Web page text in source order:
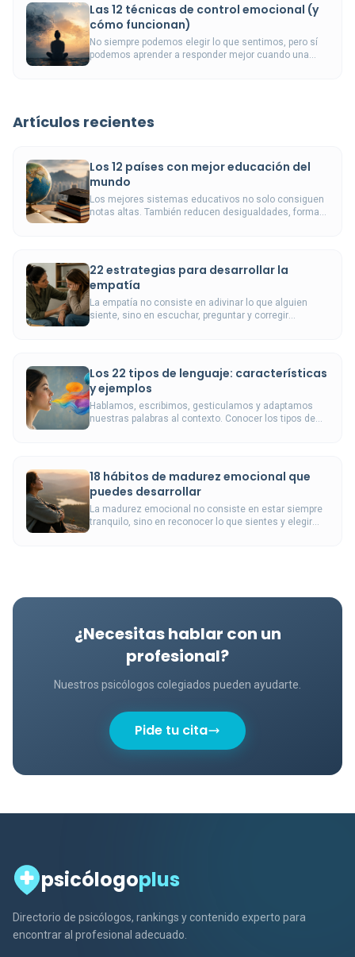
Las 12 técnicas de control emocional (y
cómo funcionan)
No siempre podemos elegir lo que sentimos, pero sí
podemos aprender a responder mejor cuando una
Artículos recientes
Los 12 países con mejor educación del
mundo
Los mejores sistemas educativos no solo consiguen
notas altas. También reducen desigualdades, forman
22 estrategias para desarrollar la
empatía
La empatía no consiste en adivinar lo que alguien
siente, sino en escuchar, preguntar y corregir
Los 22 tipos de lenguaje: características
y ejemplos
Hablamos, escribimos, gesticulamos y adaptamos
nuestras palabras al contexto. Conocer los tipos de
18 hábitos de madurez emocional que
puedes desarrollar
La madurez emocional no consiste en estar siempre
tranquilo, sino en reconocer lo que sientes y elegir
¿Necesitas hablar con un
profesional?
Nuestros psicólogos colegiados pueden ayudarte.
Pide tu cita
psicólogoplus
Directorio de psicólogos, rankings y contenido experto para
encontrar al profesional adecuado.